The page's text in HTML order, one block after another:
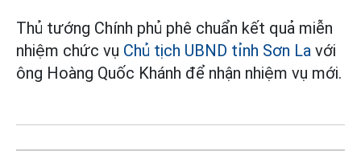
Thủ tướng Chính phủ phê chuẩn kết quả miễn
nhiệm chức vụ Chủ tịch UBND tỉnh Sơn La với
ông Hoàng Quốc Khánh để nhận nhiệm vụ mới.